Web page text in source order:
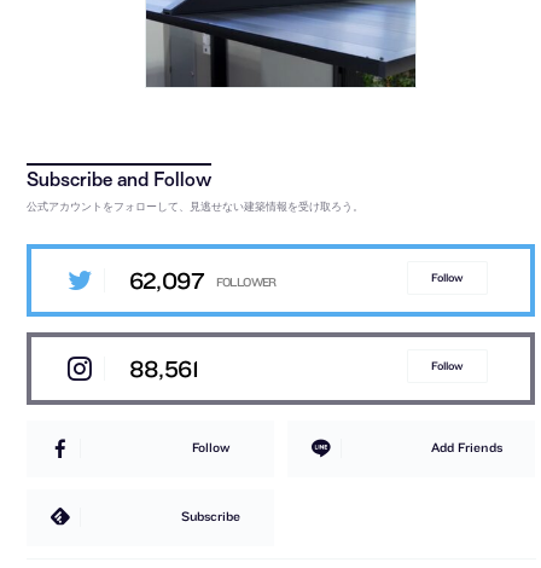
公式アカウントをフォローして、見逃せない建築情報を受け取ろう。
62,097 Follow
88,561 Follow
Follow Add Friends
Subscribe